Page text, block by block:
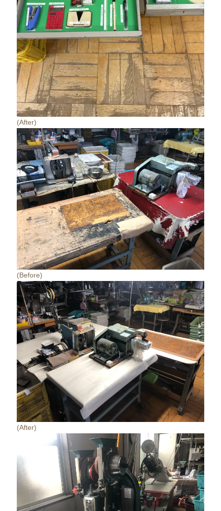
(After)
(Before)
(After)